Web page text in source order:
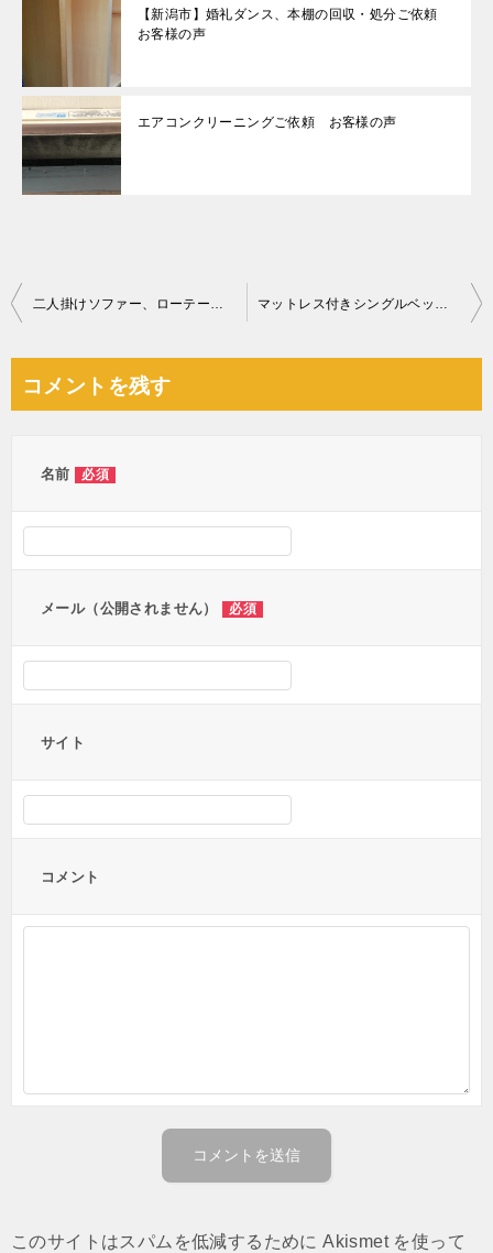
【新潟市】婚礼ダンス、本棚の回収・処分ご依頼
お客様の声
エアコンクリーニングご依頼 お客様の声
投
ビ
二人掛けソファー、ローテーブル、椅子、ラック等の回収・処分ご依頼 マットレス付きシングルベッド、冷蔵庫、ラック、テレビ台等の回収
コメントを残す
名前 必須
メール（公開されません） 必須
サイト
コメント
このサイトはスパムを低減するために Akismet を使って